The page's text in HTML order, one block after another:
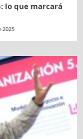
lo que marcará
2025